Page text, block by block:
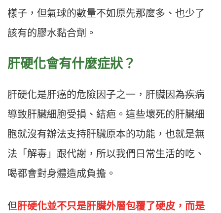
樣子，但氣球的數量不如原先那麼多、也少了
該有的膠水黏合劑。
肝硬化會有什麼症狀？
肝硬化是肝癌的危險因子之一，肝臟因為疾病
導致肝臟細胞受損、結疤。這些壞死的肝臟細
胞就沒有辦法支持肝臟原本的功能，也就是無
法「解毒」跟代謝，所以我們日常生活的吃、
喝都會對身體造成負擔。
但肝硬化並不只是肝臟外層包覆了硬皮，而是